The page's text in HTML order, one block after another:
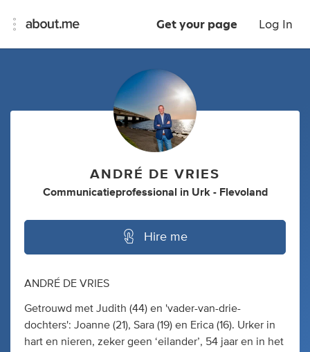
Get your page Log In
ANDRÉ DE VRIES
Communicatieprofessional in Urk - Flevoland
Hire me
ANDRÉ DE VRIES
Getrouwd met Judith (44) en 'vader-van-drie-
dochters': Joanne (21), Sara (19) en Erica (16). Urker in
hart en nieren, zeker geen ‘eilander’, 54 jaar en in het